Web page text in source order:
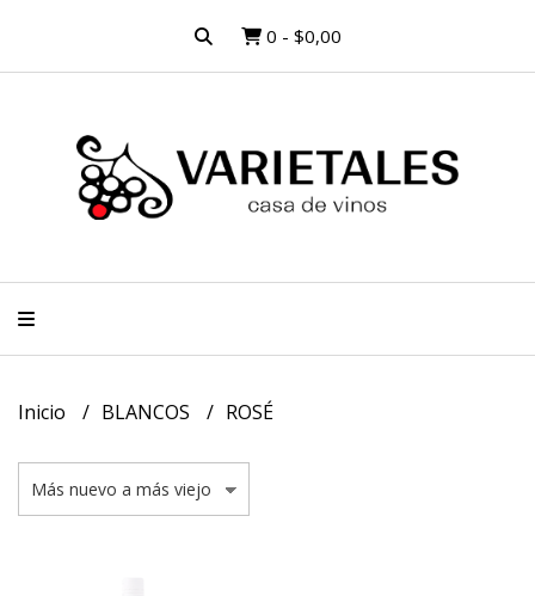
0 - $0,00
Inicio BLANCOS ROSÉ